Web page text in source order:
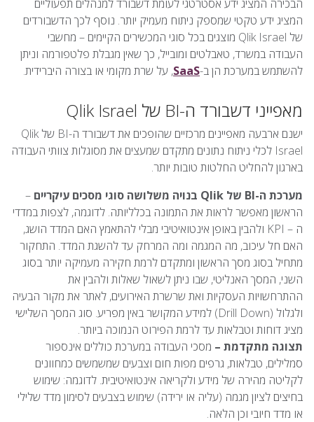
הבכירה המציג ידע אסטרטגי לעומת דשבורד למנהלים תפעוליים
המציג ידע טקטי שמספק ניתוח מעמיק יותר. נוסף לכך הדשבורדים
של Qlik Israel מוצגים בכל סוגי המכשירים הקיימים – מחשבי
העבודה במשרד, טאבלטים ומובייל, כך שאין מגבלת פלטפורמה וניתן
להשתמש במערכת הן ב-SaaS, על שרת מקומי או בצורה היברידית.
מאפייני דשבורד ה-BI של Qlik Israel
ישנם ארבעה מאפיינים מרכזיים שהופכים את דשבורד ה-BI של Qlik
Israel לכלי ניתוח נתונים מתקדם שמעצים את מסוגלות צוותי העבודה
בארגון להחליט החלטות טובות יותר.
מערכת ה-BI של Qlik בנויה משלושה סוגי מסכים עיקריים
–
הראשון מאפשר לראות את התמונה בכלליותה. לדוגמה, לצפות במדדי
ה – KPI ולהבין באופן אינטואיטיבי מבלי להתאמץ האם המדד הושג,
האם חל עיכוב, מה המגמה ומה המרחק עד להשגת המדד. התחקור
מתחיל בסוג מסך הראשון ומתקדם לרמת חקירה מעמיקה יותר בסוג
השני, המסך האנליטי, שבו ניתן לשאול שאלות ולהבין את
ההתרחשויות העסקיות ואת שרשרת האירועים, לאתר את מקור הבעיה
ולגלול (Drill Down) למידע המקושר באין מפריע. סוג המסך השלישי
מציג דוחות וטבלאות עד לרמת הפירוט הנמוכה ביותר.
תצוגה מתקדמת – מסכי העבודה במערכת כוללים אינספור
סמלילים, טבלאות, גרפים מפות חום וצבעים שמשמשים כמחוונים
לקליטה מהירה של מידע ולקריאה אינטואיטיבית. לדוגמה: שימוש
בחיצים לציון מגמה (עליה או ירידה) שימוש בצבעים לסימון מדד שלילי
או מדד חיובי וכן הלאה.